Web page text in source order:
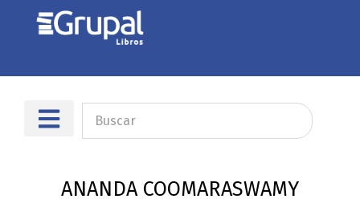
ANANDA COOMARASWAMY